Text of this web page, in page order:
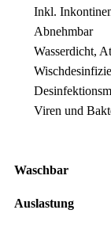
Inkl.
Abnehmbar
Wasserdicht,
Viren und
Waschbar
Auslastung